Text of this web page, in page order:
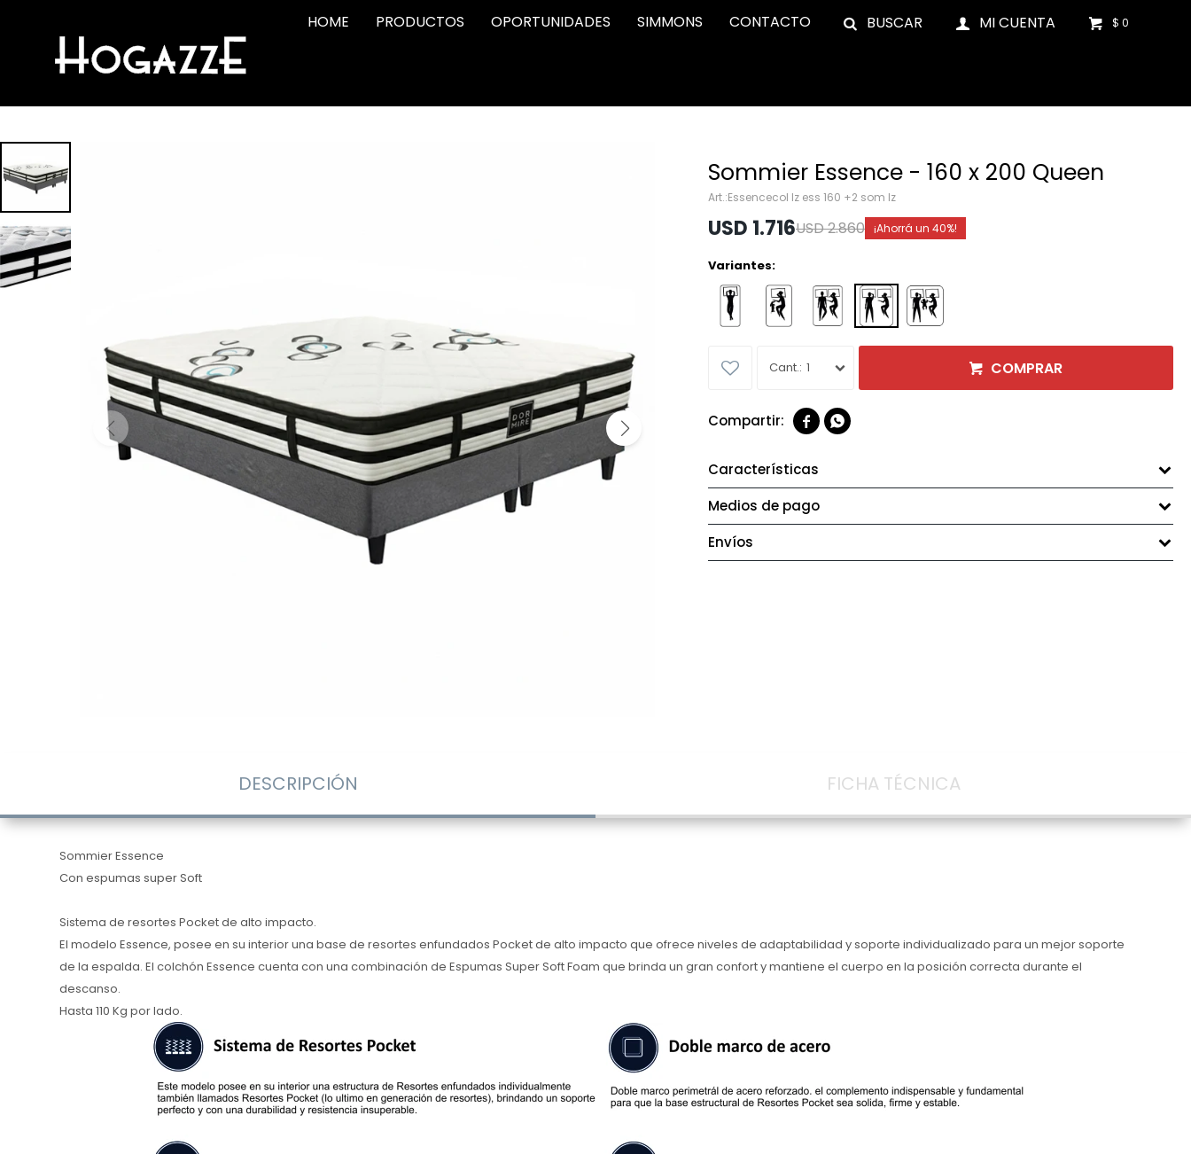
HOME PRODUCTOS OPORTUNIDADES SIMMONS CONTACTO $ 0
Sommier Essence - 160 x 200 Queen
Essencecol lz ess 160 +2 som lz
USD 1.716USD2.860 40
Variantes:
1 COMPRAR
 
Características
Medios de pago
Envíos
DESCRIPCIÓN FICHA TÉCNICA
Sommier Essence
Con espumas super Soft
Sistema de resortes Pocket de alto impacto.
El modelo Essence, posee en su interior una base de resortes enfundados Pocket de alto impacto que ofrece niveles de adaptabilidad y soporte individualizado para un mejor soporte
de la espalda. El colchón Essence cuenta con una combinación de Espumas Super Soft Foam que brinda un gran confort y mantiene el cuerpo en la posición correcta durante el
descanso.
Hasta 110 Kg por lado.